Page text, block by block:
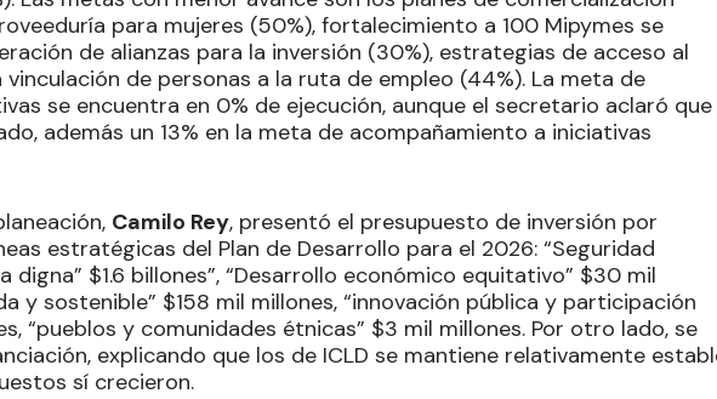
para mujeres (50%), fortalecimiento a 100 Mipymes se
de alianzas para la inversión (30%), estrategias de acceso al
vinculación de personas a la ruta de empleo (44%). La meta de
se encuentra en 0% de ejecución, aunque el secretario aclaró que
además un 13% en la meta de acompañamiento a iniciativas
Camilo Rey, presentó el presupuesto de inversión por
estratégicas del Plan de Desarrollo para el 2026: “Seguridad
digna” $1.6 billones”, “Desarrollo económico equitativo” $30 mil
y sostenible” $158 mil millones, “innovación pública y participación
“pueblos y comunidades étnicas” $3 mil millones. Por otro lado, se
explicando que los de ICLD se mantiene relativamente
sí crecieron.